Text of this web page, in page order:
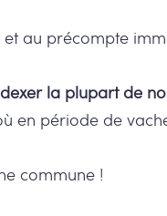
et au précompte
la plupart de
en période de
commune !